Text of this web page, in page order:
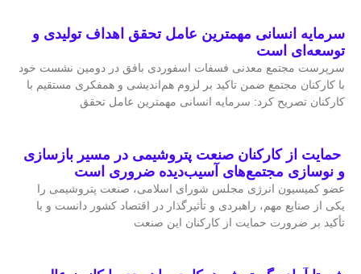
سرمایه انسانی مهمترین عامل تحقق اهداف تولیدی و
توسعه‌ای است
سرپرست مجتمع معدنی فسفات اسفوردی بافق در دومین نشست خود
با کارکنان مجتمع ضمن تاکید بر لزوم هم‌اندیشی و همفکری مستقیم با
کارکنان تصریح کرد: سرمایه انسانی مهمترین عامل تحقق
حمایت از کارکنان صنعت پتروشیمی در مسیر بازسازی
و نوسازی مجتمع‌های آسیب‌دیده ضروری است
عضو کمیسیون انرژی مجلس شورای اسلامی، صنعت پتروشیمی را
یکی از صنایع مهم، راهبردی و تأثیرگذار در اقتصاد کشور دانست و با
تأکید بر ضرورت حمایت از کارکنان این صنعت